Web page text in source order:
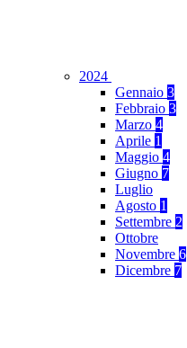
2024
Gennaio 3
Febbraio 3
Marzo 4
Aprile 1
Maggio 4
Giugno 7
Luglio
Agosto 1
Settembre 2
Ottobre
Novembre 6
Dicembre 7